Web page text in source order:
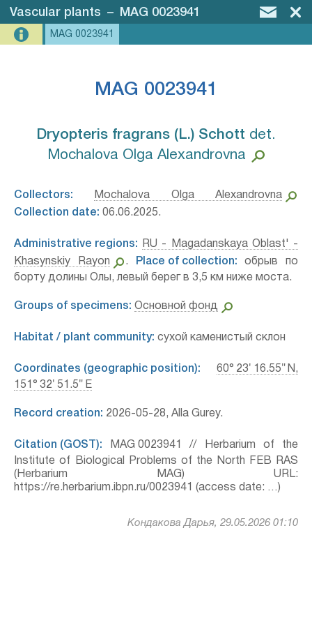
Vascular plants – MAG 0023941
MAG 0023941
MAG 0023941
Dryopteris fragrans (L.) Schott⁣ det.
Mochalova Olga Alexandrovna
Collectors:
Mochalova Olga Alexandrovna
Collection date: 06.06.2025.
Administrative regions:
RU - Magadanskaya Oblast' -
Khasynskiy Rayon
. Place of collection: обрыв по
борту долины Олы, левый берег в 3,5 км ниже моста.
Groups of specimens: Основной фонд
Habitat / plant community: сухой каменистый склон
Coordinates (geographic position):
60° 23′ 16.55″ N,
151° 32′ 51.5″ E
Record creation: 2026-05-28, Alla Gurey.
Citation (GOST): MAG 0023941 // Herbarium of the
Institute of Biological Problems of the North FEB RAS
(Herbarium MAG) URL:
https://re.herbarium.ibpn.ru/0023941 (access date: …)
Кондакова Дарья, 29.05.2026 01:10